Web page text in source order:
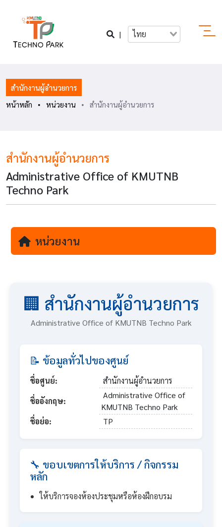
| ไทย
สำนักงานผู้อำนวยการ
หน้าหลัก
หน่วยงาน สำนักงานผู้อำนวยการ
สำนักงานผู้อำนวยการ
Administrative Office of KMUTNB
Techno Park
หน่วยงาน
🏢 สำนักงานผู้อำนวยการ
Administrative Office of KMUTNB Techno Park
📝 ข้อมูลทั่วไปของศูนย์
ชื่อศูนย์:
สำนักงานผู้อำนวยการ
ชื่ออังกฤษ:
Administrative Office of
KMUTNB Techno Park
ชื่อย่อ:
TP
🔧 ขอบเขตการให้บริการ / กิจกรรม
หลัก
ให้บริการจองห้องประชุมหรือห้องฝึกอบรม